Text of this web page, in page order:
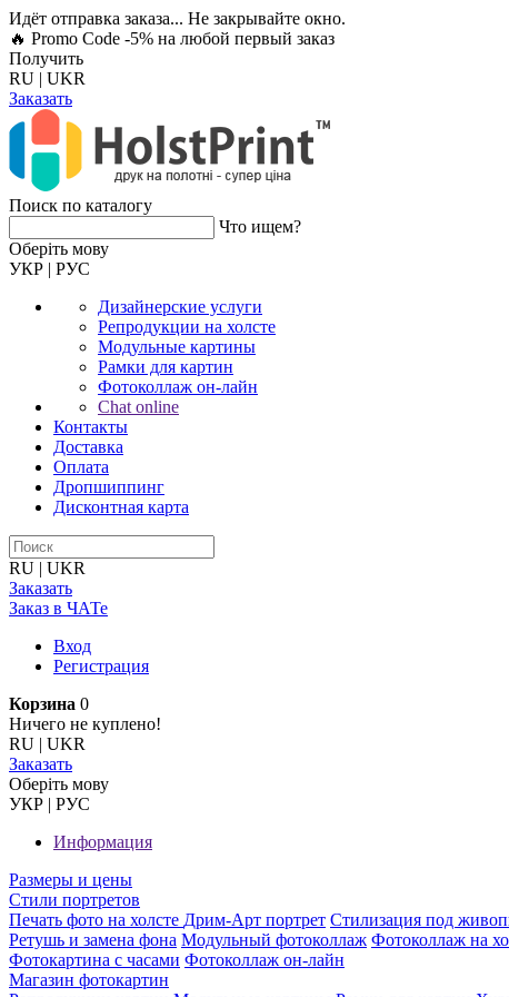
Идёт отправка заказа... Не закрывайте окно.
🔥 Promo Code -5% на любой первый заказ
Получить
RU | UKR
Заказать
Поиск по каталогу
Что ищем?
Оберiть мову
УКР | РУС
Дизайнерские услуги
Репродукции на холсте
Модульные картины
Рамки для картин
Фотоколлаж он-лайн
Chat online
Контакты
Доставка
Оплата
Дропшиппинг
Дисконтная карта
RU | UKR
Заказать
Заказ в ЧАТе
Вход
Регистрация
Корзина 0
Ничего не куплено!
RU | UKR
Заказать
Оберiть мову
УКР | РУС
Информация
Размеры и цены
Стили портретов
Печать фото на холсте Дрим-Арт портрет Стилизация под
Ретушь и замена фона Модульный фотоколлаж Фотоколлаж на
Фотокартина с часами Фотоколлаж он-лайн
Магазин фотокартин